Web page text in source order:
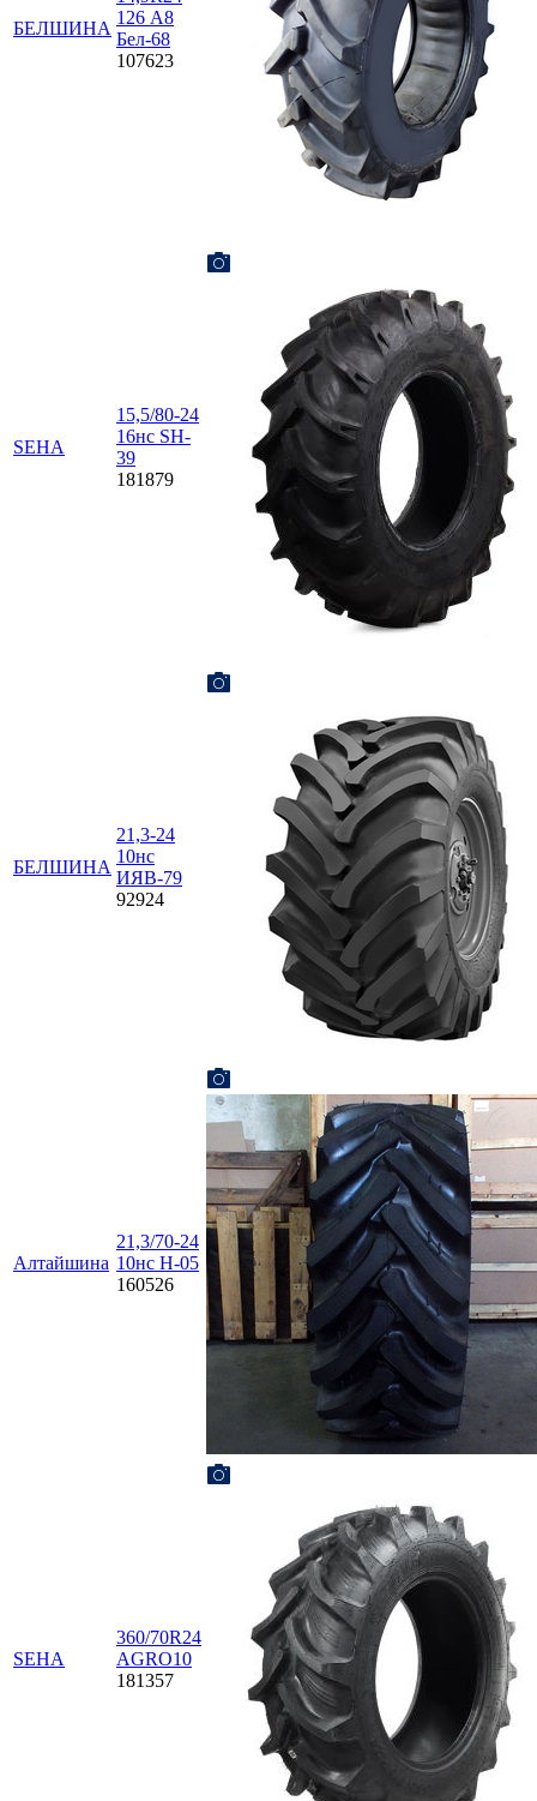
БЕЛШИНА
126 А8
Бел-68
107623
SEHA
15,5/80-24
16нс SH-
39
181879
БЕЛШИНА
21,3-24
10нс
ИЯВ-79
92924
Алтайшина
21,3/70-24
10нс Н-05
160526
SEHA
360/70R24
AGRO10
181357